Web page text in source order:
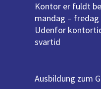
Kontor er fuldt
mandag – fredag
Udenfor
svartid
Ausbildung zum